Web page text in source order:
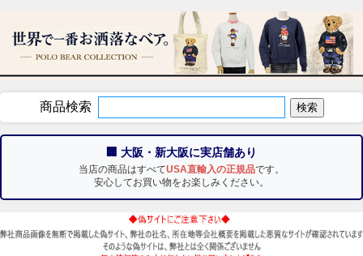
商品検索
🏢 大阪・新大阪に実店舗あり
当店の商品はすべてUSA直輸入の正規品です。
安心してお買い物をお楽しみください。